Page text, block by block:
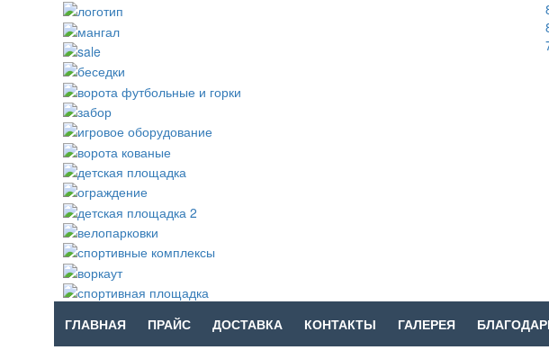
ГЛАВНАЯ ПРАЙС ДОСТАВКА КОНТАКТЫ ГАЛЕРЕЯ